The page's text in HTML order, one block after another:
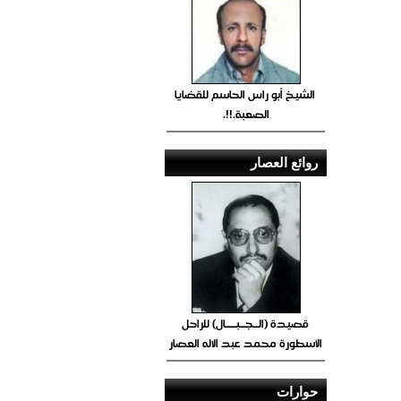
الشيخ أبو راس الحاسم للقضايا
الصعبة.!!.
روائع العصار
قصيدة (الــجــبــــال) للراحل
الأسطورة محمد عبد الاله العصار
حوارات